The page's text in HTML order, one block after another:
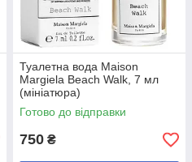
Туалетна вода Maison
Margiela Beach Walk, 7 мл
(мініатюра)
Готово до відправки
750 ₴